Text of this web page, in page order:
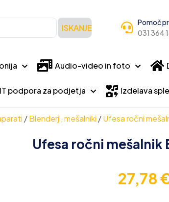
ISKANJE
Pomoč
031 364
Audio-video in foto
IT podpora za podjetja Izdelava
/ Blenderji, mešalniki / Ufesa ročni
Ufesa ročni mešalnik
27,78